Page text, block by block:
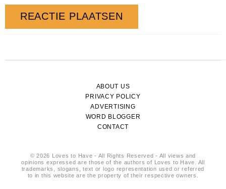
ABOUT US
PRIVACY POLICY
ADVERTISING
WORD BLOGGER
CONTACT
© 2026 Loves to Have - All Rights Reserved - All views and
opinions expressed are those of the authors of Loves to Have. All
trademarks, slogans, text or logo representation used or referred
to in this website are the property of their respective owners.